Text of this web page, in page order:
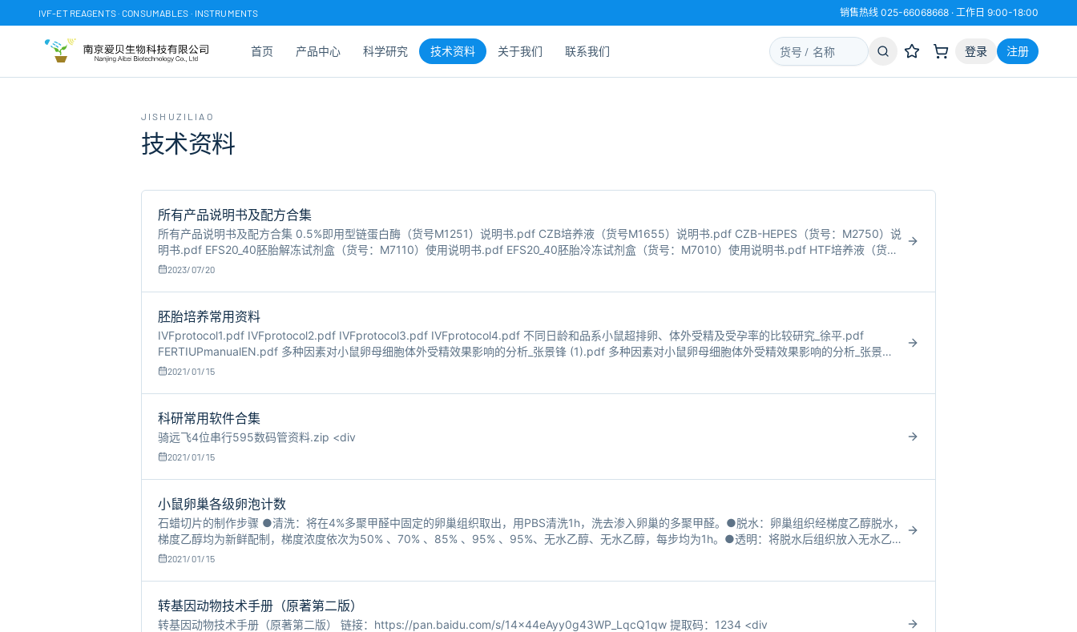
IVF-ET REAGENTS · CONSUMABLES · INSTRUMENTS 销售热线 025-66068668 · 工作日 9:00-18:00
首页 产品中心 科学研究 技术资料 关于我们 联系我们 登录 注册
JISHUZILIAO
技术资料
所有产品说明书及配方合集
所有产品说明书及配方合集 0.5%即用型链蛋白酶（货号M1251）说明书.pdf CZB培养液（货号M1655）说明书.pdf CZB-HEPES（货号：M2750）说
明书.pdf EFS20_40胚胎解冻试剂盒（货号：M7110）使用说明书.pdf EFS20_40胚胎冷冻试剂盒（货号：M7010）使用说明书.pdf HTF培养液（货
号：M1135）说明书.pdf HTF-Plus培养液（货号：
2023/07/20
胚胎培养常用资料
IVFprotocol1.pdf IVFprotocol2.pdf IVFprotocol3.pdf IVFprotocol4.pdf 不同日龄和品系小鼠超排卵、体外受精及受孕率的比较研究_徐平.pdf
FERTIUPmanualEN.pdf 多种因素对小鼠卵母细胞体外受精效果影响的分析_张景锋 (1).pdf 多种因素对小鼠卵母细胞体外受精效果影响的分析_张景
锋.pdf 几种培养液对昆白系小鼠早
2021/01/15
科研常用软件合集
骑远飞4位串行595数码管资料.zip <div
2021/01/15
小鼠卵巢各级卵泡计数
石蜡切片的制作步骤 ●清洗：将在4%多聚甲醛中固定的卵巢组织取出，用PBS清洗1h，洗去渗入卵巢的多聚甲醛。●脱水：卵巢组织经梯度乙醇脱水，
梯度乙醇均为新鲜配制，梯度浓度依次为50% 、70% 、85% 、95% 、95%、无水乙醇、无水乙醇，每步均为1h。●透明：将脱水后组织放入无水乙醇
和二甲苯混合液（体积比1:1）中1h，然后投入二甲苯中浸泡，二甲苯浸泡时间根据卵巢透明效果而定，一般为20mi
2021/01/15
转基因动物技术手册（原著第二版）
转基因动物技术手册（原著第二版） 链接：https://pan.baidu.com/s/14x44eAyy0g43WP_LqcQ1qw 提取码：1234 <div